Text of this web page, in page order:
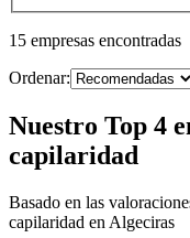
15 empresas encontradas
Ordenar:
Nuestro Top 4
capilaridad
Basado en las
capilaridad en Algeciras